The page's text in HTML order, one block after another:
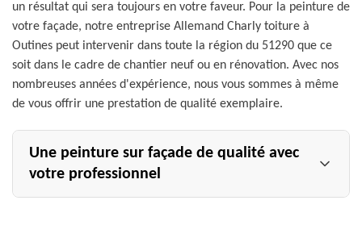
un résultat qui sera toujours en votre faveur. Pour la peinture de
votre façade, notre entreprise Allemand Charly toiture à
Outines peut intervenir dans toute la région du 51290 que ce
soit dans le cadre de chantier neuf ou en rénovation. Avec nos
nombreuses années d'expérience, nous vous sommes à même
de vous offrir une prestation de qualité exemplaire.
Une peinture sur façade de qualité avec
votre professionnel